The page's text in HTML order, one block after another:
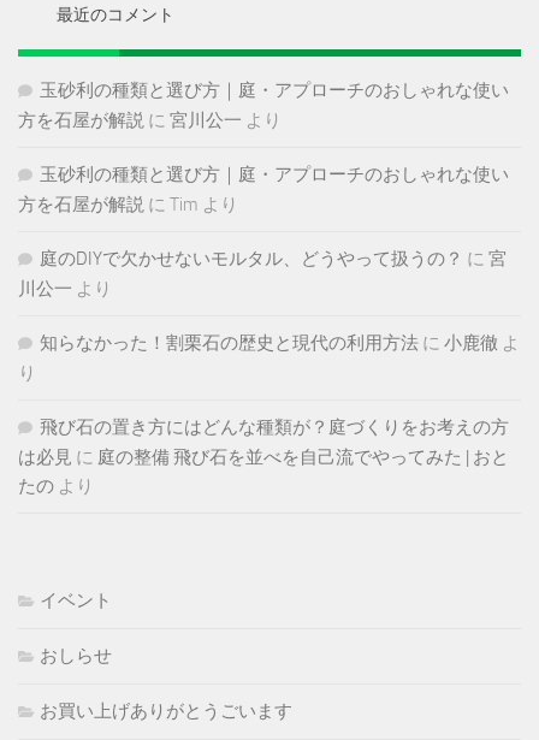
最近のコメント
玉砂利の種類と選び方｜庭・アプローチのおしゃれな使い
方を石屋が解説 に 宮川公一 より
玉砂利の種類と選び方｜庭・アプローチのおしゃれな使い
方を石屋が解説 に Tim より
庭のDIYで欠かせないモルタル、どうやって扱うの？ に 宮
川公一 より
知らなかった！割栗石の歴史と現代の利用方法 に 小鹿徹 よ
り
飛び石の置き方にはどんな種類が？庭づくりをお考えの方
は必見 に 庭の整備 飛び石を並べを自己流でやってみた | おと
たの より
イベント
おしらせ
お買い上げありがとうごいます